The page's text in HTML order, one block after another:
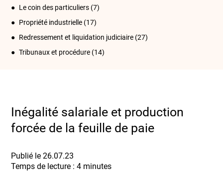
Le coin des particuliers (7)
Propriété industrielle (17)
Redressement et liquidation judiciaire (27)
Tribunaux et procédure (14)
Inégalité salariale et production
forcée de la feuille de paie
Publié le 26.07.23